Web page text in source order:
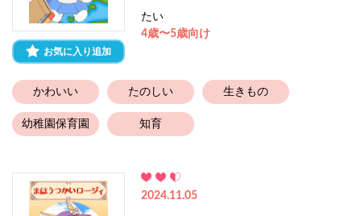
お気に入り追加
たい
4歳〜5歳向け
かわいい たのしい 生きもの
幼稚園保育園 知育
2024.11.05